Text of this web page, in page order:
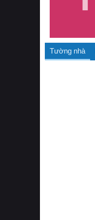
Tường nhà